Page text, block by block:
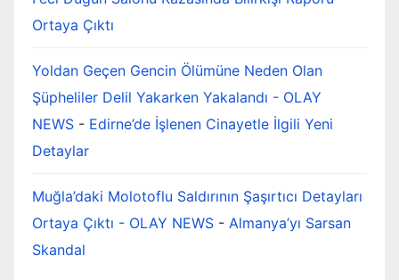
Ortaya Çıktı
Yoldan Geçen Gencin Ölümüne Neden Olan
Şüpheliler Delil Yakarken Yakalandı - OLAY
NEWS - Edirne’de İşlenen Cinayetle İlgili Yeni
Detaylar
Muğla’daki Molotoflu Saldırının Şaşırtıcı Detayları
Ortaya Çıktı - OLAY NEWS - Almanya’yı Sarsan
Skandal